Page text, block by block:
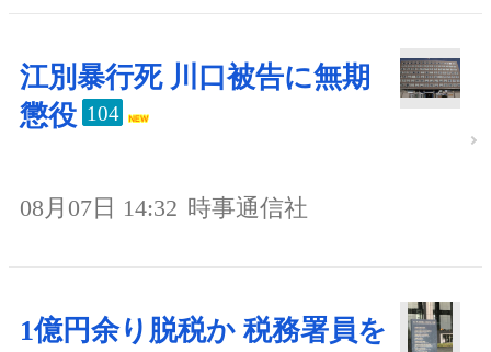
江別暴行死 川口被告に無期
懲役 104
08月07日 14:32 時事通信社
1億円余り脱税か 税務署員を